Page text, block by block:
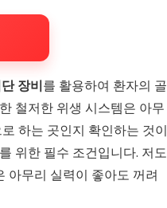
장비를 활용하여 환자의 골
철저한 위생 시스템은 아무
하는 곳인지 확인하는 것이
위한 필수 조건입니다. 저도
아무리 실력이 좋아도 꺼려